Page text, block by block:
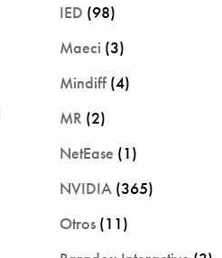
IED (98)
Maeci (3)
Mindiff (4)
MR (2)
NetEase (1)
NVIDIA (365)
Otros (11)